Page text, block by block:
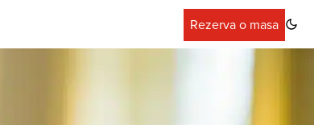
Rezerva o masa